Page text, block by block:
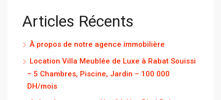
Articles Récents
À propos de notre agence immobilière
Location Villa Meublée de Luxe à Rabat Souissi
– 5 Chambres, Piscine, Jardin – 100 000
DH/mois